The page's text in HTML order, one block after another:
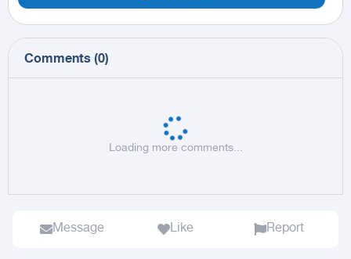
Comments (0)
Loading more comments...
Message Like Report